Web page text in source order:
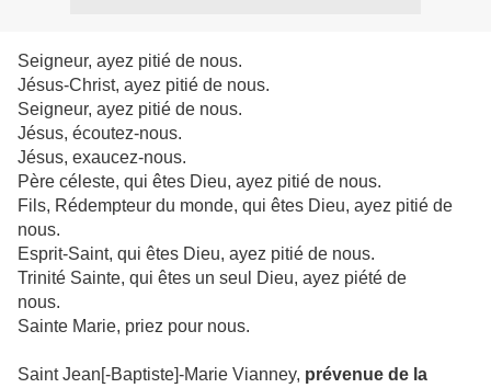
Seigneur, ayez pitié de nous.
Jésus-Christ, ayez pitié de nous.
Seigneur, ayez pitié de nous.
Jésus, écoutez-nous.
Jésus, exaucez-nous.
Père céleste, qui êtes Dieu, ayez pitié de nous.
Fils, Rédempteur du monde, qui êtes Dieu, ayez pitié de
nous.
Esprit-Saint, qui êtes Dieu, ayez pitié de nous.
Trinité Sainte, qui êtes un seul Dieu, ayez piété de
nous.
Sainte Marie, priez pour nous.
Saint Jean[-Baptiste]-Marie Vianney, prévenue de la